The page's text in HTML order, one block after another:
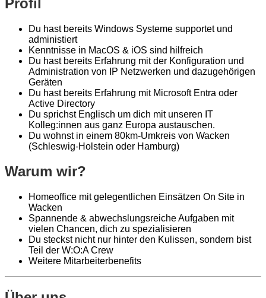
Du hast bereits Windows Systeme supportet und
administiert
Kenntnisse in MacOS & iOS sind hilfreich
Du hast bereits Erfahrung mit der Konfiguration und
Administration von IP Netzwerken und dazugehörigen
Geräten
Du hast bereits Erfahrung mit Microsoft Entra oder
Active Directory
Du sprichst Englisch um dich mit unseren IT
Kolleg:innen aus ganz Europa austauschen.
Du wohnst in einem 80km-Umkreis von Wacken
(Schleswig-Holstein oder Hamburg)
Warum wir?
Homeoffice mit gelegentlichen Einsätzen On Site in
Wacken
Spannende & abwechslungsreiche Aufgaben mit
vielen Chancen, dich zu spezialisieren
Du steckst nicht nur hinter den Kulissen, sondern bist
Teil der W:O:A Crew
Weitere Mitarbeiterbenefits